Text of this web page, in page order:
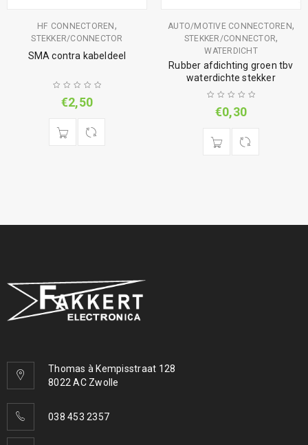
HF CONNECTOREN ,
STEKKER/CONNECTOR
SMA contra kabeldeel
€2,50
AUTO/MOTIVE CONNECTOREN,
STEKKER/CONNECTOR,
WATERDICHT
Rubber afdichting groen tbv
waterdichte stekker
€0,30
Thomas à Kempisstraat 128
8022 AC Zwolle
038 453 2357